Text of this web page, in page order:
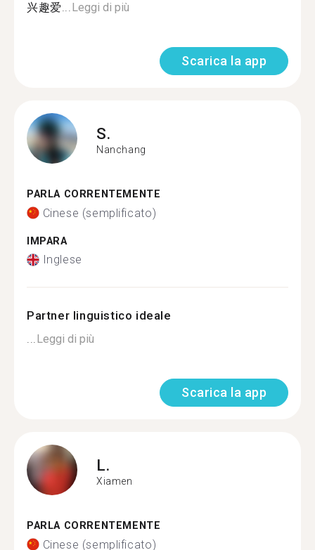
兴趣爱...Leggi di più
Scarica la app
S.
Nanchang
PARLA CORRENTEMENTE
Cinese (semplificato)
IMPARA
Inglese
Partner linguistico ideale
...Leggi di più
Scarica la app
L.
Xiamen
PARLA CORRENTEMENTE
Cinese (semplificato)